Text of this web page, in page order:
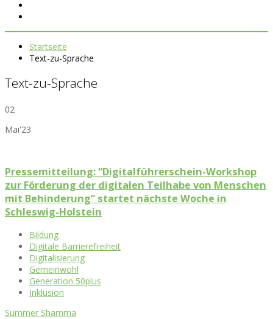
Startseite
Text-zu-Sprache
Text-zu-Sprache
02
Mai'23
Pressemitteilung: “Digitalführerschein-Workshop
zur Förderung der digitalen Teilhabe von Menschen
mit Behinderung” startet nächste Woche in
Schleswig-Holstein
Bildung
Digitale Barrierefreiheit
Digitalisierung
Gemeinwohl
Generation 50plus
Inklusion
Summer Shamma